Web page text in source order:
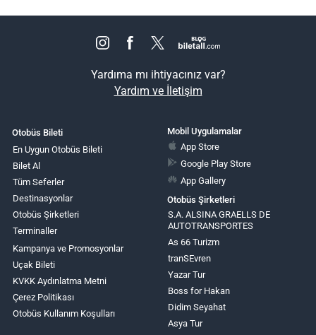
Yardıma mı ihtiyacınız var?
Yardım ve İletişim
Otobüs Bileti
En Uygun Otobüs Bileti
Bilet Al
Tüm Seferler
Destinasyonlar
Otobüs Şirketleri
Terminaller
Kampanya ve Promosyonlar
Uçak Bileti
KVKK Aydınlatma Metni
Çerez Politikası
Otobüs Kullanım Koşulları
Mobil Uygulamalar
App Store
Google Play Store
App Gallery
Otobüs Şirketleri
S.A. ALSINA GRAELLS DE
AUTOTRANSPORTES
As 66 Turizm
tranSEvren
Yazar Tur
Boss for Hakan
Didim Seyahat
Asya Tur